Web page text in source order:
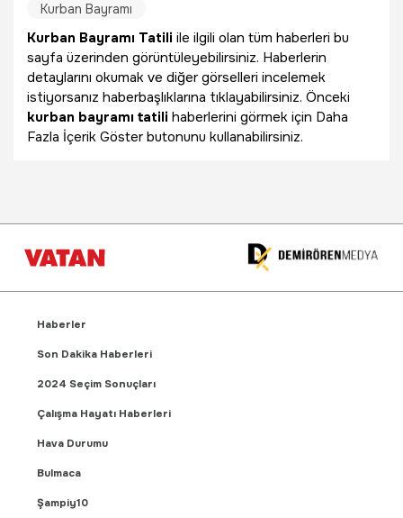
Kurban Bayramı
Kurban Bayramı Tatili ile ilgili olan tüm haberleri bu
sayfa üzerinden görüntüleyebilirsiniz. Haberlerin
detaylarını okumak ve diğer görselleri incelemek
istiyorsanız haberbaşlıklarına tıklayabilirsiniz. Önceki
kurban bayramı tatili haberlerini görmek için Daha
Fazla İçerik Göster butonunu kullanabilirsiniz.
Haberler
Son Dakika Haberleri
2024 Seçim Sonuçları
Çalışma Hayatı Haberleri
Hava Durumu
Bulmaca
Şampiy10